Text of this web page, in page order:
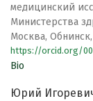
медицинский
Министерства
Москва,
https://orcid.org/
Bio
Юрий